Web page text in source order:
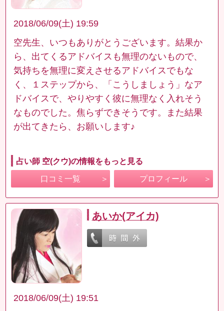
2018/06/09(土) 19:59
空先生、いつもありがとうございます。結果か
ら、出てくるアドバイスも無理のないもので、
気持ちを無理に変えさせるアドバイスでもな
く、１ステップから、「こうしましょう」なア
ドバイスで、やりやすく彼に無理なく入れそう
なものでした。焦らずできそうです。また結果
が出てきたら、お願いします♪
占い師 空(クウ)の情報をもっと見る
口コミ一覧 プロフィール
あいか(アイカ)
2018/06/09(土) 19:51